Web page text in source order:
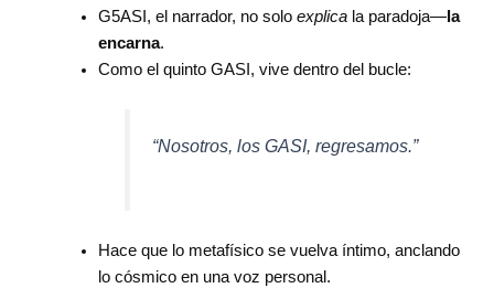
G5ASI, el narrador, no solo explicala paradoja—la
encarna.
Como el quinto GASI, vive dentro del bucle:
“Nosotros, los GASI, regresamos.”
Hace que lo metafísico se vuelva íntimo, anclando
lo cósmico en una voz personal.